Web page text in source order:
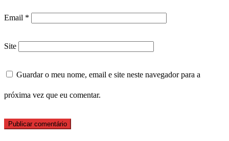
Email *
Site
Guardar o meu nome, email e site neste navegador para a
próxima vez que eu comentar.